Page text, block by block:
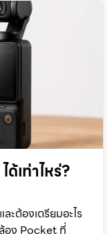
เท่าไหร่?
ะต้องเตรียมอะไร
อง Pocket ที่